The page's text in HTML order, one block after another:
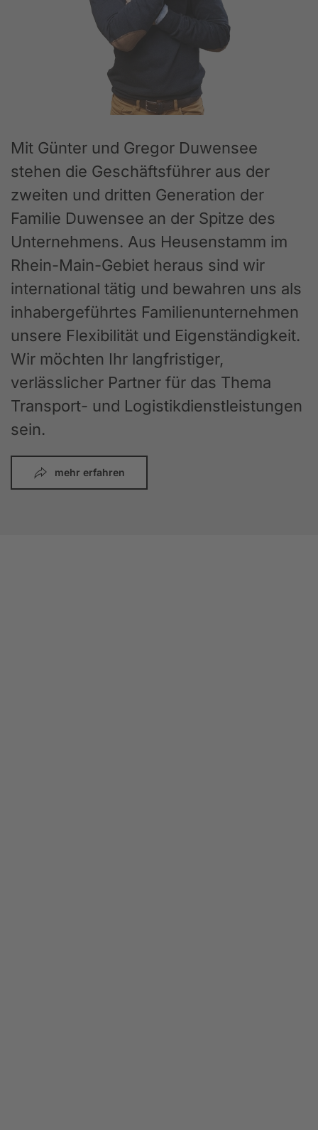
Mit Günter und Gregor Duwensee
stehen die Geschäftsführer aus der
zweiten und dritten Generation der
Familie Duwensee an der Spitze des
Unternehmens. Aus Heusenstamm im
Rhein-Main-Gebiet heraus sind wir
international tätig und bewahren uns als
inhabergeführtes Familienunternehmen
unsere Flexibilität und Eigenständigkeit.
Wir möchten Ihr langfristiger,
verlässlicher Partner für das Thema
Transport- und Logistikdienstleistungen
sein.
mehr erfahren